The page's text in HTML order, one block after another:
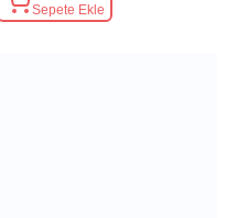
Sepete Ekle